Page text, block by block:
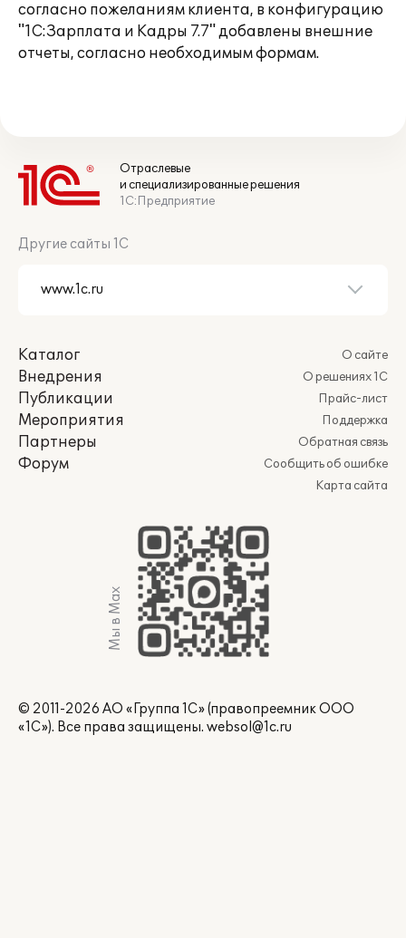
согласно пожеланиям клиента, в конфигурацию
"1С:Зарплата и Кадры 7.7" добавлены внешние
отчеты, согласно необходимым формам.
Отраслевые
и специализированные решения
1С:Предприятие
Другие сайты 1С
Каталог
Внедрения
Публикации
Мероприятия
Партнеры
Форум
О сайте
О решениях 1С
Прайс-лист
Поддержка
Обратная связь
Сообщить об ошибке
Карта сайта
Мы в Max
© 2011-2026 АО «Группа 1С» (правопреемник ООО
«1С»). Все права защищены. websol@1c.ru